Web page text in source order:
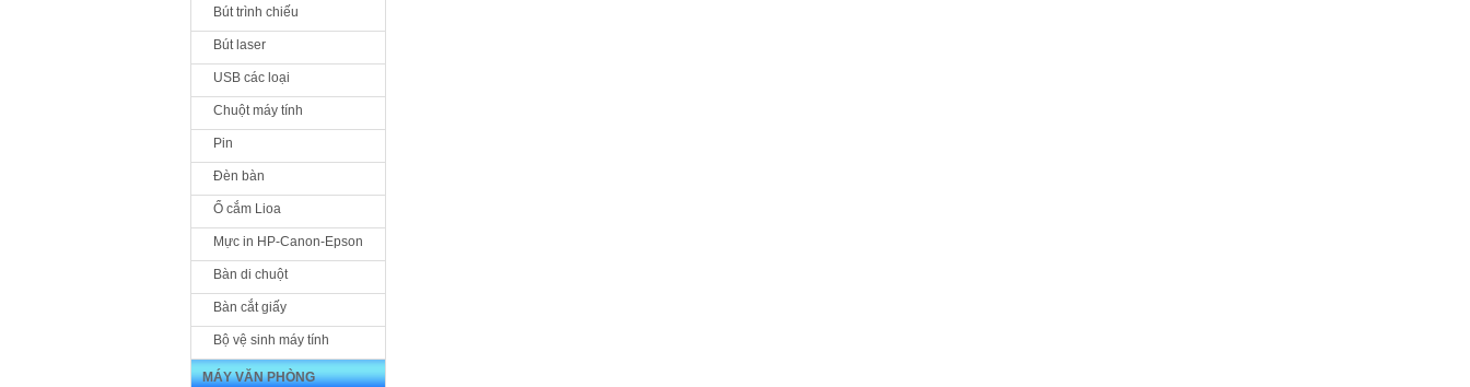
Bút trình chiếu
Bút laser
USB các loại
Chuột máy tính
Pin
Đèn bàn
Ổ cắm Lioa
Mực in HP-Canon-Epson
Bàn di chuột
Bàn cắt giấy
Bộ vệ sinh máy tính
MÁY VĂN PHÒNG